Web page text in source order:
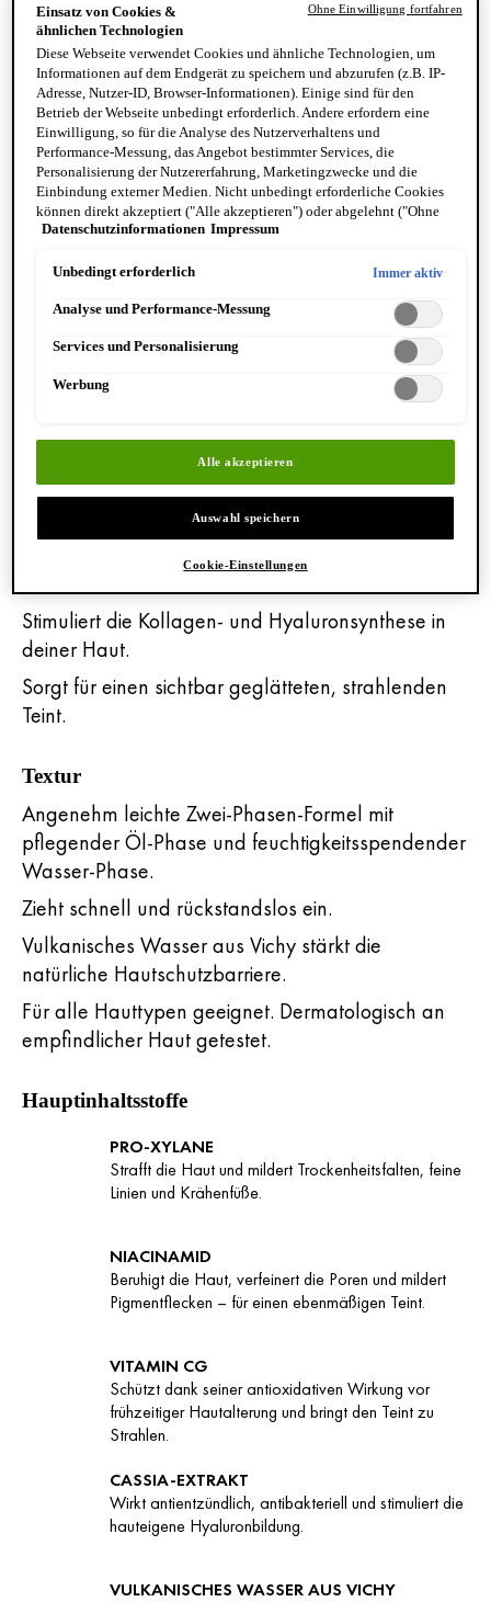
Dank seiner einzigartigen Formel reaktiviert das
Serum für reife Haut gleich fünf hauteigene
Mechanismen in einem Schritt: Es redefiniert die
Gesichtskonturen, korrigiert Altersflecken, mildert
Falten, verleiht neue Strahlkraft und gleicht den
Lipidverlust aus. Seine innovative 2-Phasen-Formel
bietet eine pflegende Öl-Phase, die deine Haut
effektiv schützt, während die Wasserphase
einem effektiven Anti-Aging-Wirkstoffkomplex aus
Proxylane, Niacinamid und vitalen Ölen mit den
Omega-Fettsäuren 6 und 9, bietet unser Meno 5
Bi-Serum eine wirksame Lösung gegen die
häufigsten Anzeichen der Hautalterung bei reifer
Nutzen
Hochwirksames Anti-Aging-Serum für reife und
anspruchsvolle Haut.
Stimuliert die Kollagen- und Hyaluronsynthese in
deiner Haut.
Sorgt für einen sichtbar geglätteten, strahlenden
Teint.
Textur
Angenehm leichte Zwei-Phasen-Formel mit
pflegender Öl-Phase und feuchtigkeitsspendender
Wasser-Phase.
Zieht schnell und rückstandslos ein.
Vulkanisches Wasser aus Vichy stärkt die
natürliche Hautschutzbarriere.
Für alle Hauttypen geeignet. Dermatologisch an
empfindlicher Haut getestet.
Hauptinhaltsstoffe
PRO-XYLANE
Strafft die Haut und mildert Trockenheitsfalten, feine
Linien und Krähenfüße.
NIACINAMID
Beruhigt die Haut, verfeinert die Poren und mildert
Pigmentflecken – für einen ebenmäßigen Teint.
VITAMIN CG
Schützt dank seiner antioxidativen Wirkung vor
frühzeitiger Hautalterung und bringt den Teint zu
Strahlen.
CASSIA-EXTRAKT
Wirkt antientzündlich, antibakteriell und stimuliert die
hauteigene Hyaluronbildung.
VULKANISCHES WASSER AUS VICHY
Einsatz von Cookies &
ähnlichen Technologien
Diese Webseite verwendet Cookies und ähnliche Technologien, um
Informationen auf dem Endgerät zu speichern und abzurufen (z.B. IP-
Adresse, Nutzer-ID, Browser-Informationen). Einige sind für den
Betrieb der Webseite unbedingt erforderlich. Andere erfordern eine
Einwilligung, so für die Analyse des Nutzerverhaltens und
Performance-Messung, das Angebot bestimmter Services, die
Personalisierung der Nutzererfahrung, Marketingzwecke und die
Einbindung externer Medien. Nicht unbedingt erforderliche Cookies
können direkt akzeptiert ("Alle akzeptieren") oder abgelehnt ("Ohne
Einwilligung fortfahren") werden. Individuelle Anpassungen der
speichern"). Die Auswahl kann jederzeit unter dem Link "Cookie-
Datenschutzinformationen.
Datenschutzinformationen Impressum
Unbedingt erforderlich Immer aktiv
Analyse und Performance-Messung
Services und Personalisierung
Werbung
Alle akzeptieren
Auswahl speichern
Cookie-Einstellungen
Ohne Einwilligung fortfahren